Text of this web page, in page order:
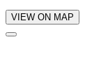
VIEW ON MAP